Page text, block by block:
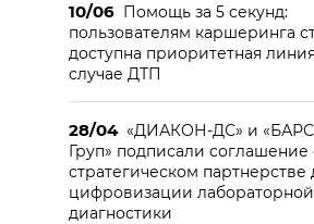
10/06 Помощь за 5 секунд:
пользователям каршеринга
доступна приоритетная
случае ДТП
28/04 «ДИАКОН-ДС» и «БАРС
Груп» подписали соглашение
стратегическом партнерстве
цифровизации лабораторной
диагностики